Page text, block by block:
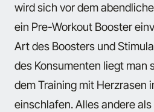
wird sich vor dem
ein Pre-Workout Booster
Art des Boosters und
des Konsumenten liegt man
dem Training mit Herzrasen
einschlafen. Alles andere